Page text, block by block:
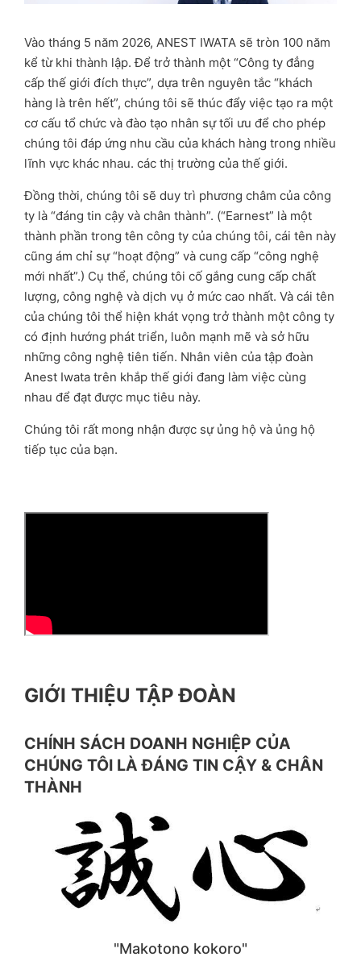
Vào tháng 5 năm 2026, ANEST IWATA sẽ tròn 100 năm
kể từ khi thành lập. Để trở thành một “Công ty đẳng
cấp thế giới đích thực”, dựa trên nguyên tắc “khách
hàng là trên hết”, chúng tôi sẽ thúc đẩy việc tạo ra một
cơ cấu tổ chức và đào tạo nhân sự tối ưu để cho phép
chúng tôi đáp ứng nhu cầu của khách hàng trong nhiều
lĩnh vực khác nhau. các thị trường của thế giới.
Đồng thời, chúng tôi sẽ duy trì phương châm của công
ty là “đáng tin cậy và chân thành”. (“Earnest” là một
thành phần trong tên công ty của chúng tôi, cái tên này
cũng ám chỉ sự “hoạt động” và cung cấp “công nghệ
mới nhất”.) Cụ thể, chúng tôi cố gắng cung cấp chất
lượng, công nghệ và dịch vụ ở mức cao nhất. Và cái tên
của chúng tôi thể hiện khát vọng trở thành một công ty
có định hướng phát triển, luôn mạnh mẽ và sở hữu
những công nghệ tiên tiến. Nhân viên của tập đoàn
Anest Iwata trên khắp thế giới đang làm việc cùng
nhau để đạt được mục tiêu này.
Chúng tôi rất mong nhận được sự ủng hộ và ủng hộ
tiếp tục của bạn.
GIỚI THIỆU TẬP ĐOÀN
CHÍNH SÁCH DOANH NGHIỆP CỦA
CHÚNG TÔI LÀ ĐÁNG TIN CẬY & CHÂN
THÀNH
"Makotono kokoro"